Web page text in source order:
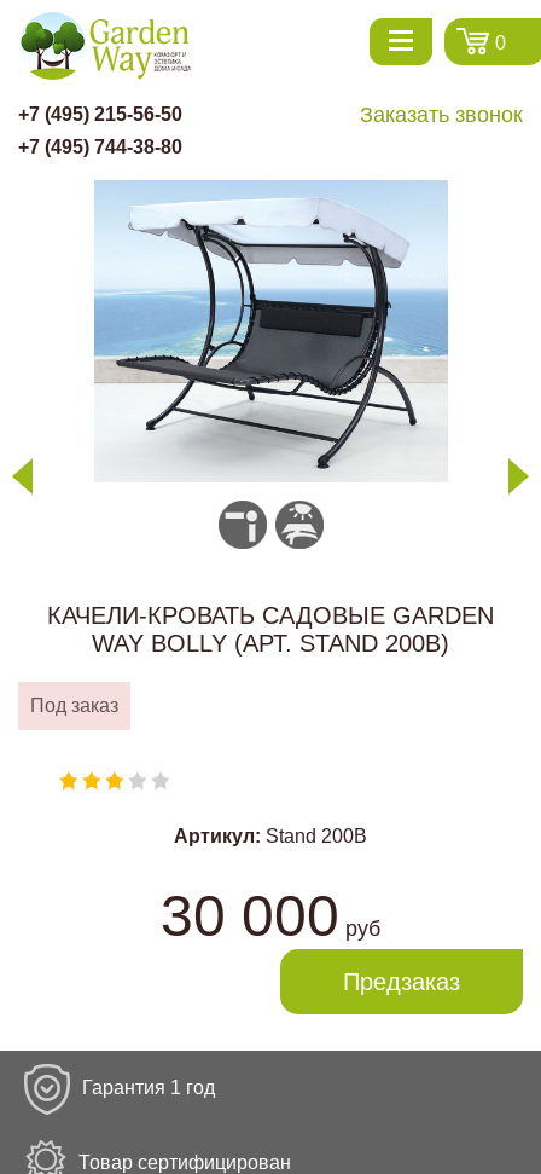
+7 (495) 215-56-50
+7 (495) 744-38-80
Заказать звонок
0
КАЧЕЛИ-КРОВАТЬ САДОВЫЕ GARDEN
WAY BOLLY (АРТ. STAND 200B)
Под заказ
Артикул: Stand 200B
30 000руб
Предзаказ
Гарантия 1 год
Товар сертифицирован